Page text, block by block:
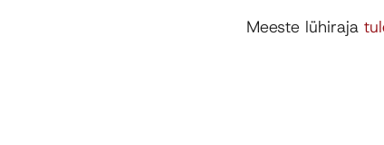
Meeste lühiraja